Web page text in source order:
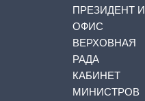
ПРЕЗИДЕНТ И
ОФИС
ВЕРХОВНАЯ
РАДА
КАБИНЕТ
МИНИСТРОВ